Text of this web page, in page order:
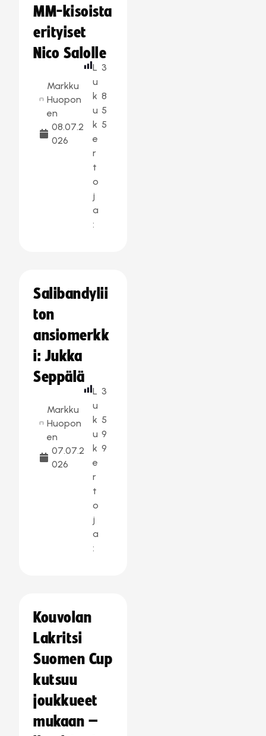
MM-kisoista
erityiset
Nico Salolle
Markku
Huopon
en
08.07.2
026
L
u
k
u
k
e
r
t
o
j
a
:
3
8
5
5
Salibandylii
ton
ansiomerkk
i: Jukka
Seppälä
Markku
Huopon
en
07.07.2
026
L
u
k
u
k
e
r
t
o
j
a
:
3
5
9
9
Kouvolan
Lakritsi
Suomen Cup
kutsuu
joukkueet
mukaan –